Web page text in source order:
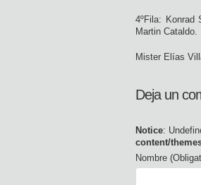
4ºFila:
Martin Cataldo.
Mister Elías
Deja un
Notice:
content/
Nombre